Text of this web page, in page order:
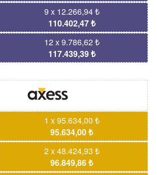
9 x 12.266,94 ₺
110.402,47 ₺
12 x 9.786,62 ₺
117.439,39 ₺
1 x 95.634,00 ₺
95.634,00 ₺
2 x 48.424,93 ₺
96.849,86 ₺